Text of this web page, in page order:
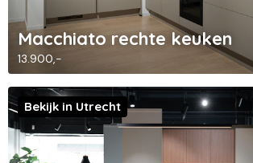
Macchiato rechte keuken
13.900,-
Bekijk in Utrecht